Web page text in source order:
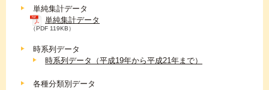
単純集計データ
単純集計データ
（PDF 119KB）
時系列データ
時系列データ（平成19年から平成21年まで）
各種分類別データ